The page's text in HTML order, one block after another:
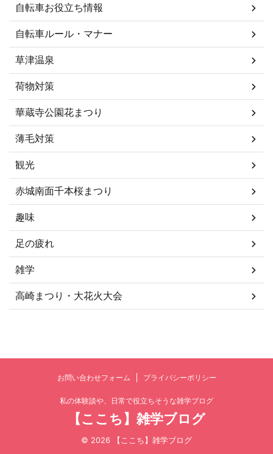
自転車お役立ち情報
自転車ルール・マナー
草津温泉
荷物対策
華蔵寺公園花まつり
薄毛対策
観光
赤城南面千本桜まつり
趣味
足の疲れ
雑学
高崎まつり・大花火大会
お問い合わせフォーム プライバシーポリシー
私の体験談や、日常で役立ちそうな雑学ブログ
【ここち】雑学ブログ
© 2026 【ここち】雑学ブログ